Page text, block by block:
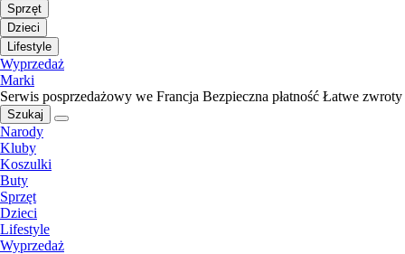
Sprzęt
Dzieci
Lifestyle
Wyprzedaż
Marki
Serwis posprzedażowy we Francja Bezpieczna płatność Łatwe zwroty
Szukaj
Narody
Kluby
Koszulki
Buty
Sprzęt
Dzieci
Lifestyle
Wyprzedaż